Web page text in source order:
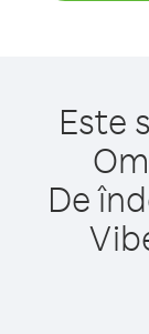
Este
De